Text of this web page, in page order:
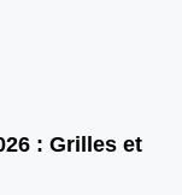
: Grilles et